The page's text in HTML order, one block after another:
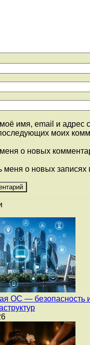
имя, email и адрес
моих
о новых
меня о новых записях
ОС — безопасность